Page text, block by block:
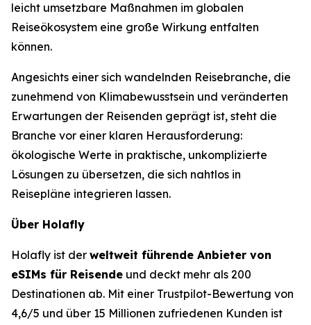
leicht umsetzbare Maßnahmen im globalen
Reiseökosystem eine große Wirkung entfalten
können.
Angesichts einer sich wandelnden Reisebranche, die
zunehmend von Klimabewusstsein und veränderten
Erwartungen der Reisenden geprägt ist, steht die
Branche vor einer klaren Herausforderung:
ökologische Werte in praktische, unkomplizierte
Lösungen zu übersetzen, die sich nahtlos in
Reisepläne integrieren lassen.
Über Holafly
Holafly ist der weltweit führende Anbieter von
eSIMs für Reisende und deckt mehr als 200
Destinationen ab. Mit einer Trustpilot-Bewertung von
4,6/5 und über 15 Millionen zufriedenen Kunden ist